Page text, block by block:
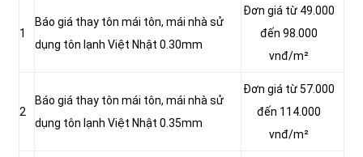
1
Báo giá thay tôn mái tôn, mái nhà sử
dụng tôn lạnh Việt Nhật 0.30mm
Đơn giá từ 49.000
đến 98.000
vnđ/m²
2
Báo giá thay tôn mái tôn, mái nhà sử
dụng tôn lạnh Việt Nhật 0.35mm
Đơn giá từ 57.000
đến 114.000
vnđ/m²